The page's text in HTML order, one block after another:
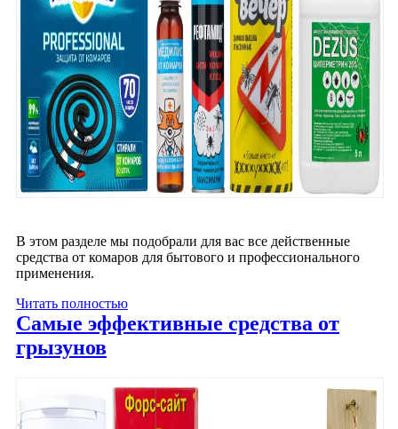
В этом разделе мы подобрали для вас все действенные
средства от комаров для бытового и профессионального
применения.
Читать полностью
Самые эффективные средства от
грызунов